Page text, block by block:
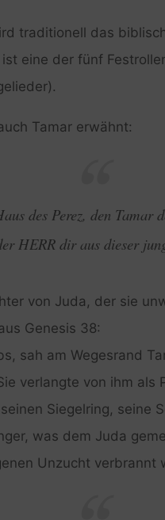
traditionell das
eine der fünf
Tamar erwähnt:
des Perez, den Tamar
HERR dir aus dieser
von Juda, der sie
Genesis 38:
sah am Wegesrand
verlangte von ihm als
Siegelring, seine
was dem Juda
Unzucht verbrannt